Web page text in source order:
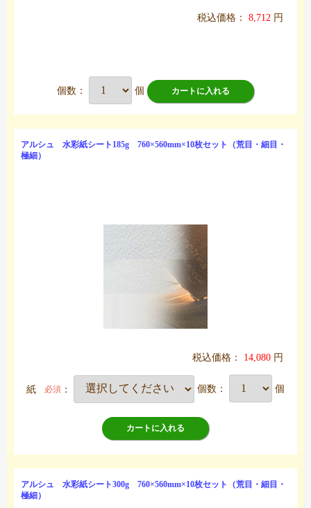
税込価格： 8,712 円
個数： 個 カートに入れる
アルシュ 水彩紙シート185g 760×560mm×10枚セット（荒目・細目・
極細）
税込価格： 14,080 円
紙 必須 ： 個数： 個
カートに入れる
アルシュ 水彩紙シート300g 760×560mm×10枚セット（荒目・細目・
極細）